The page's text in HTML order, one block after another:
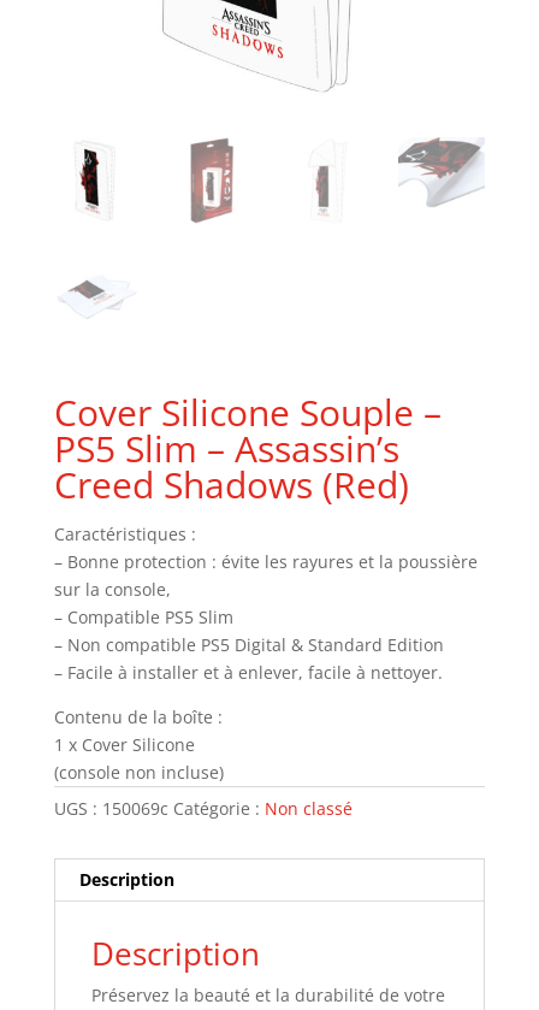
Cover Silicone Souple –
PS5 Slim – Assassin’s
Creed Shadows (Red)
Caractéristiques :
– Bonne protection : évite les rayures et la poussière
sur la console,
– Compatible PS5 Slim
– Non compatible PS5 Digital & Standard Edition
– Facile à installer et à enlever, facile à nettoyer.
Contenu de la boîte :
1 x Cover Silicone
(console non incluse)
UGS : 150069c Catégorie : Non classé
Description
Description
Préservez la beauté et la durabilité de votre